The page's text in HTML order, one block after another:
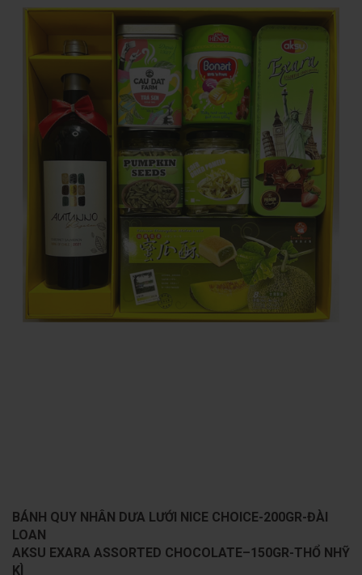
BÁNH QUY NHÂN DƯA LƯỚI NICE CHOICE-200GR-ĐÀI
LOAN
AKSU EXARA ASSORTED CHOCOLATE–150GR-THỔ NHỸ
KÌ